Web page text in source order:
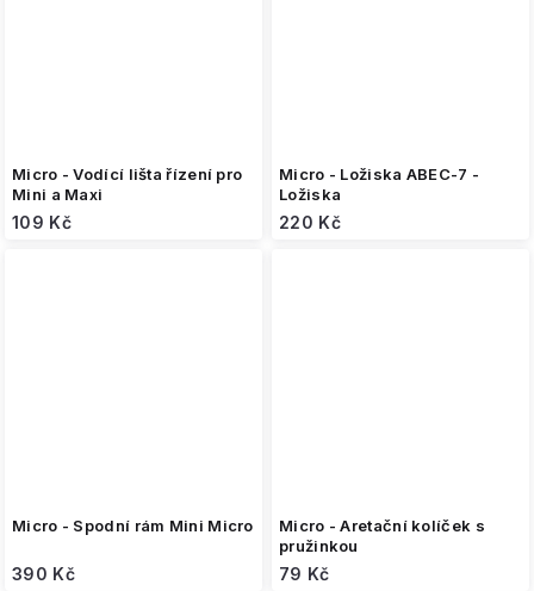
Micro - Vodící lišta řízení pro
Mini a Maxi
109 Kč
Micro - Ložiska ABEC-7 -
Ložiska
220 Kč
Micro - Spodní rám Mini Micro
390 Kč
Micro - Aretační kolíček s
pružinkou
79 Kč